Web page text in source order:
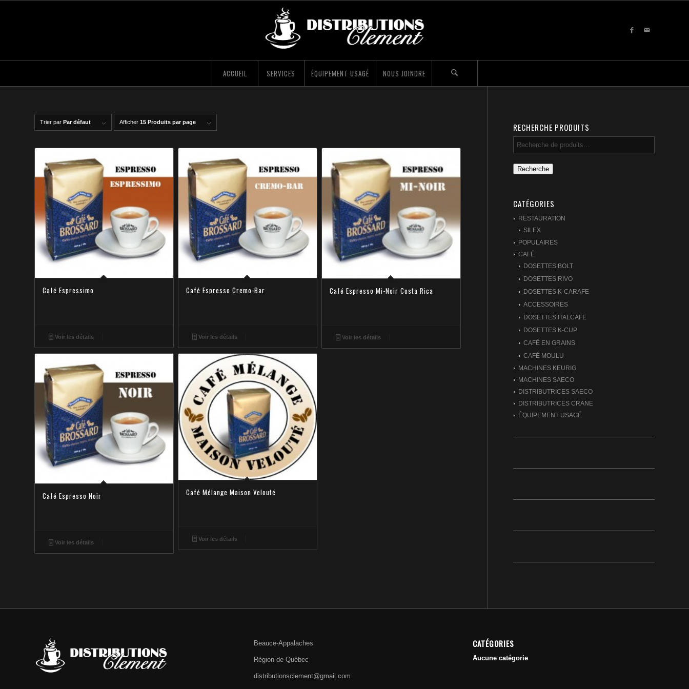
ACCUEIL SERVICES ÉQUIPEMENT USAGÉ NOUS JOINDRE
Trier par Par défaut Afficher 15 Produits par page
Café Espressimo
Voir les détails
Café Espresso Cremo-Bar
Voir les détails
Café Espresso Mi-Noir Costa Rica
Voir les détails
Café Espresso Noir
Voir les détails
Café Mélange Maison Velouté
Voir les détails
RECHERCHE PRODUITS
Recherche
CATÉGORIES
RESTAURATION
SILEX
POPULAIRES
CAFÉ
DOSETTES BOLT
DOSETTES RIVO
DOSETTES K-CARAFE
ACCESSOIRES
DOSETTES ITALCAFE
DOSETTES K-CUP
CAFÉ EN GRAINS
CAFÉ MOULU
MACHINES KEURIG
MACHINES SAECO
DISTRIBUTRICES SAECO
DISTRIBUTRICES CRANE
ÉQUIPEMENT USAGÉ
Beauce-Appalaches
Région de Québec
distributionsclement@gmail.com
CATÉGORIES
Aucune catégorie